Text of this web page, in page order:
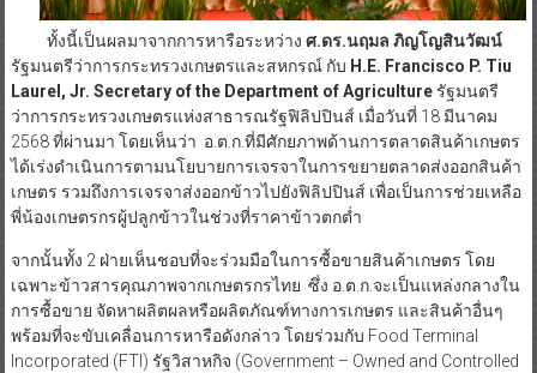
ทั้งนี้เป็นผลมาจากการหารือระหว่าง ศ.ดร.นฤมล ภิญโญสินวัฒน์
รัฐมนตรีว่าการกระทรวงเกษตรและสหกรณ์ กับ H.E. Francisco P. Tiu
Laurel, Jr. Secretary of the Department of Agricultureรัฐมนตรี
ว่าการกระทรวงเกษตรแห่งสาธารณรัฐฟิลิปปินส์ เมื่อวันที่ 18 มีนาคม
2568 ที่ผ่านมา โดยเห็นว่า อ.ต.ก.ที่มีศักยภาพด้านการตลาดสินค้าเกษตร
ได้เร่งดำเนินการตามนโยบายการเจรจาในการขยายตลาดส่งออกสินค้า
เกษตร รวมถึงการเจรจาส่งออกข้าวไปยังฟิลิปปินส์ เพื่อเป็นการช่วยเหลือ
พี่น้องเกษตรกรผู้ปลูกข้าวในช่วงที่ราคาข้าวตกต่ำ
จากนั้นทั้ง 2 ฝ่ายเห็นชอบที่จะร่วมมือในการซื้อขายสินค้าเกษตร โดย
เฉพาะข้าวสารคุณภาพจากเกษตรกรไทย ซึ่ง อ.ต.ก.จะเป็นแหล่งกลางใน
การซื้อขาย จัดหาผลิตผลหรือผลิตภัณฑ์ทางการเกษตร และสินค้าอื่นๆ
พร้อมที่จะขับเคลื่อนการหารือดังกล่าว โดยร่วมกับ Food Terminal
Incorporated (FTI) รัฐวิสาหกิจ (Government – Owned and Controlled